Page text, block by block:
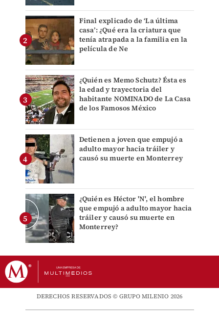
Final explicado de ‘La última
casa’: ¿Qué era la criatura que
tenía atrapada a la familia en la
película de Ne
¿Quién es Memo Schutz? Ésta es
la edad y trayectoria del
habitante NOMINADO de La Casa
de los Famosos México
Detienen a joven que empujó a
adulto mayor hacia tráiler y
causó su muerte en Monterrey
¿Quién es Héctor 'N', el hombre
que empujó a adulto mayor hacia
tráiler y causó su muerte en
Monterrey?
DERECHOS RESERVADOS © GRUPO MILENIO 2026